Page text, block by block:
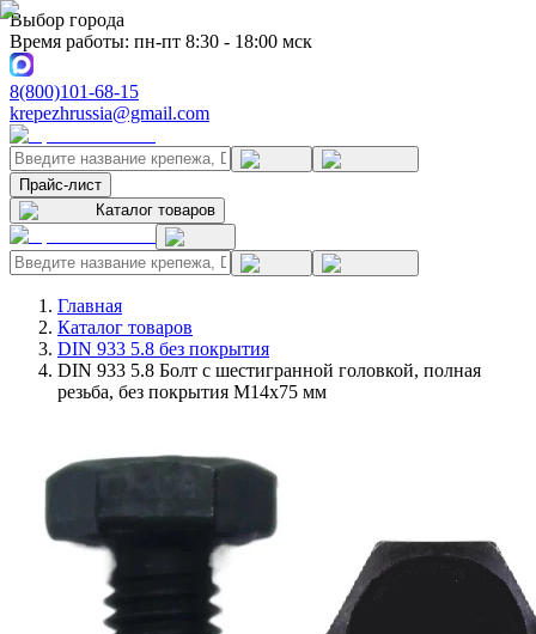
Выбор города
Время работы: пн-пт 8:30 - 18:00 мск
8(800)101-68-15
krepezhrussia@gmail.com
Прайс-лист
Каталог товаров
Главная
Каталог товаров
DIN 933 5.8 без покрытия
DIN 933 5.8 Болт с шестигранной головкой, полная
резьба, без покрытия M14x75 мм